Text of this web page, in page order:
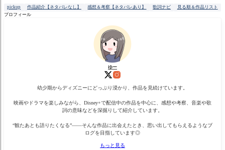
pickup 作品紹介【ネタバレなし】 感想＆考察【ネタバレあり】 歌詞ナビ
見る順＆作品リスト
プロフィール
ゆー
幼少期からディズニーにどっぷり浸かり、作品を見続けています。
映画やドラマを楽しみながら、Disney+で配信中の作品を中心に、感想や考察、音楽や歌
詞の意味などを深掘りして紹介しています。
“観たあとも語りたくなる”——そんな作品に出会えたとき、思い出してもらえるようなブ
ログを目指しています◎
もっと見る